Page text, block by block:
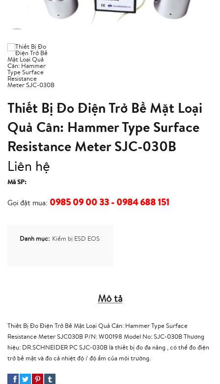
Thiết Bị Đo Điện Trở Bề Mặt Loại
Quả Cân: Hammer Type Surface
Resistance Meter SJC-030B
Liên hệ
Mã SP:
Gọi đặt mua: 0985 09 00 33 - 0984 688 151
Danh mục: Kiểm bị ESD EOS
Mô tả
Thiết Bị Đo Điện Trở Bề Mặt Loại Quả Cân: Hammer Type Surface
Resistance Meter SJC030B P/N: W00198 Model No: SJC-030B Thương
hiệu: DR.SCHNEIDER PC SJC-030B là thiết bị đo đa năng , có thể đo điện
trở bề mặt và đo cả nhiệt độ / độ ẩm của môi trường.